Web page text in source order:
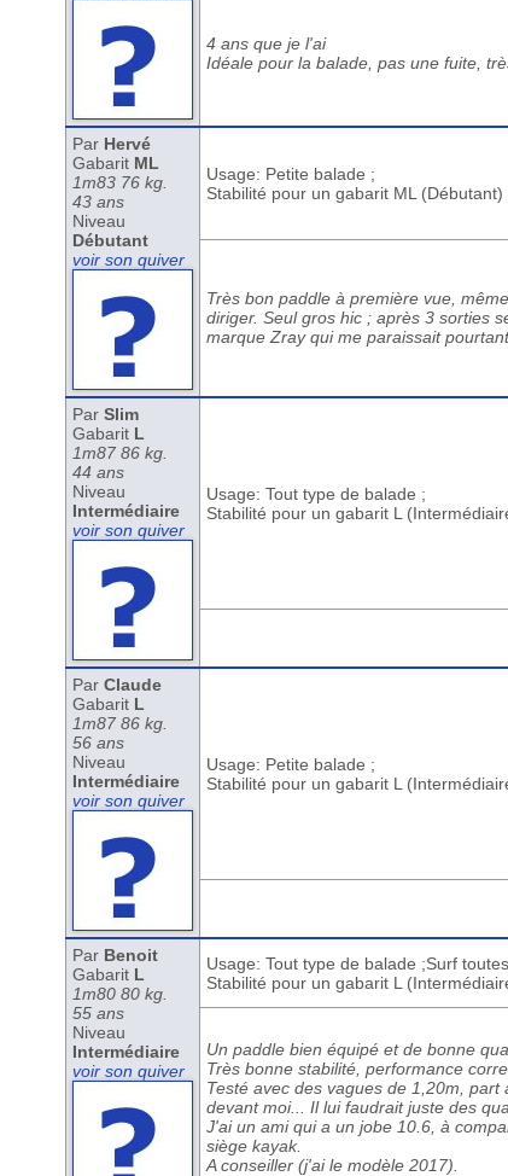
4 ans que je l'ai
Idéale pour la balade, pas une fuite,
Par Hervé
Gabarit ML
1m83 76 kg.
43 ans
Niveau
Débutant
voir son quiver
Usage: Petite balade ;
Stabilité pour un gabarit ML (Débutant)
Très bon paddle à première vue,
diriger. Seul gros hic ; après 3 sorties
marque Zray qui me paraissait
Par Slim
Gabarit L
1m87 86 kg.
44 ans
Niveau
Intermédiaire
voir son quiver
Usage: Tout type de balade ;
Stabilité pour un gabarit L
Par Claude
Gabarit L
1m87 86 kg.
56 ans
Niveau
Intermédiaire
voir son quiver
Usage: Petite balade ;
Stabilité pour un gabarit L
Par Benoit
Gabarit L
1m80 80 kg.
55 ans
Niveau
Intermédiaire
voir son quiver
Usage: Tout type de balade ;Surf
Stabilité pour un gabarit L
Un paddle bien équipé et de bonne
Très bonne stabilité, performance
Testé avec des vagues de 1,20m,
devant moi... Il lui faudrait juste des
J'ai un ami qui a un jobe 10.6, à
siège kayak.
A conseiller (j'ai le modèle 2017).